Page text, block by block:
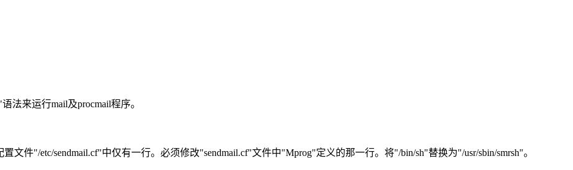
法来运行mail及procmail程序。
文件"/etc/sendmail.cf"中仅有一行。必须修改"sendmail.cf"文件中"Mprog"定义的那一行。将"/bin/sh"替换为"/usr/sbin/smrsh"。